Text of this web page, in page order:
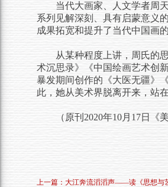
当代大画家、人文学者周
系列见解深刻、具有启蒙意义
成果拓宽和提升了当代中国画
从某种程度上讲，周氏的
术沉思录》《中国绘画艺术创
暴发期间创作的《大医无疆》
此，她从美术界脱离开来，站
（原刊2020年10月17日《
上一篇：大江奔流滔滔声——读《思想与